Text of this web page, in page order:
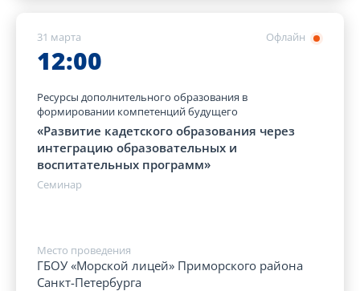
Офлайн
31 марта
12:00
Ресурсы дополнительного образования в
формировании компетенций будущего
«Развитие кадетского образования через
интеграцию образовательных и
воспитательных программ»
Семинар
Место проведения
ГБОУ «Морской лицей» Приморского района
Санкт-Петербурга